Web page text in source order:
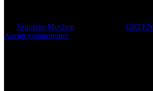
Ségolène Mochon GRTEN
Aucun commentaire